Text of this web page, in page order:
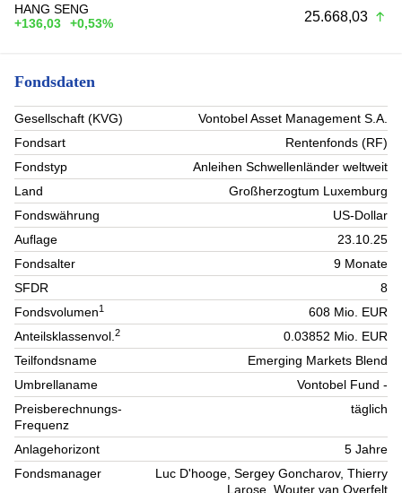
HANG SENG
+136,03
+0,53% 25.668,03
Fondsdaten
Gesellschaft (KVG)
Vontobel Asset Management S.A.
Fondsart
Rentenfonds (RF)
Fondstyp
Anleihen Schwellenländer weltweit
Land
Großherzogtum Luxemburg
Fondswährung
US-Dollar
Auflage
23.10.25
Fondsalter
9 Monate
SFDR
8
Fondsvolumen1
608 Mio. EUR
Anteilsklassenvol.2
0.03852 Mio. EUR
Teilfondsname
Emerging Markets Blend
Umbrellaname
Vontobel Fund -
Preisberechnungs-
Frequenz
täglich
Anlagehorizont
5 Jahre
Fondsmanager
Luc D'hooge, Sergey Goncharov, Thierry
Larose, Wouter van Overfelt